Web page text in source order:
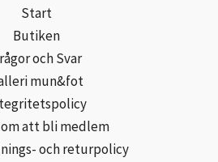
Start
Butiken
och Svar
mun&fot
om att bli medlem
och returpolicy